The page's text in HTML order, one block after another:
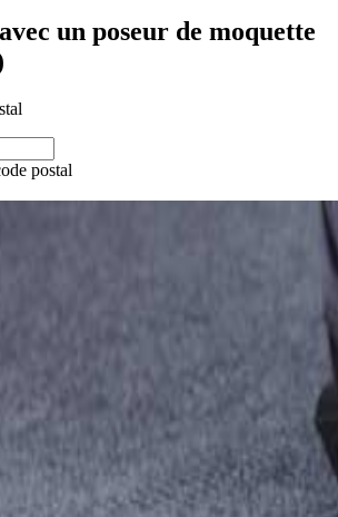
un poseur de moquette
postal